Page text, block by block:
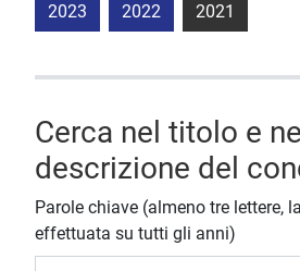
2023 2022 2021
Cerca nel titolo e
descrizione del
Parole chiave (almeno tre lettere,
effettuata su tutti gli anni)